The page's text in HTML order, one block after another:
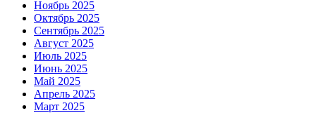
Ноябрь 2025
Октябрь 2025
Сентябрь 2025
Август 2025
Июль 2025
Июнь 2025
Май 2025
Апрель 2025
Март 2025